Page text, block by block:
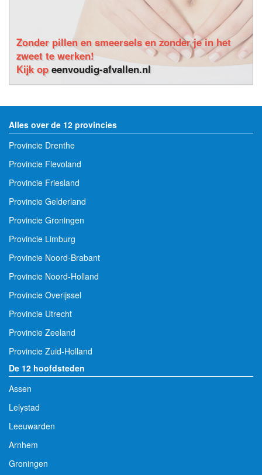
Zonder pillen en smeersels en zonder je in het
zweet te werken!
Kijk opeenvoudig-afvallen.nl
Alles over de 12 provincies
Provincie Drenthe
Provincie Flevoland
Provincie Friesland
Provincie Gelderland
Provincie Groningen
Provincie Limburg
Provincie Noord-Brabant
Provincie Noord-Holland
Provincie Overijssel
Provincie Utrecht
Provincie Zeeland
Provincie Zuid-Holland
De 12 hoofdsteden
Assen
Lelystad
Leeuwarden
Arnhem
Groningen